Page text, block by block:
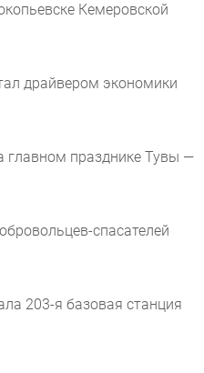
Кемеровской
драйвером экономики
главном празднике Тувы —
спасателей
203-я базовая станция